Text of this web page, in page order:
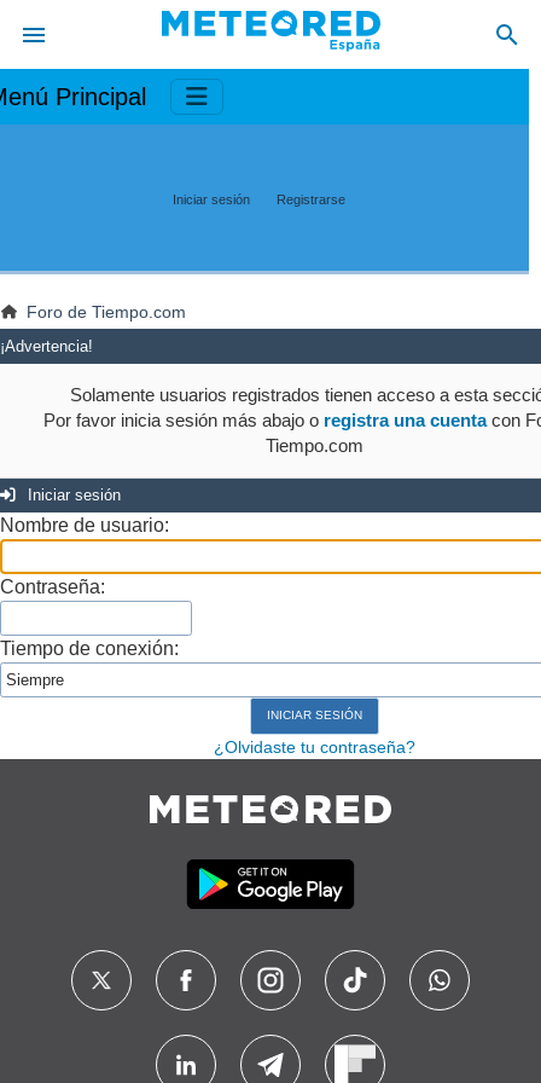
Principal
Iniciar sesión Registrarse
Foro de Tiempo.com
¡Advertencia!
Solamente usuarios registrados tienen acceso a esta
Por favor inicia sesión más abajo o registra una cuentacon
Tiempo.com
Iniciar sesión
Nombre de usuario:
Contraseña:
Tiempo de conexión:
¿Olvidaste tu contraseña?